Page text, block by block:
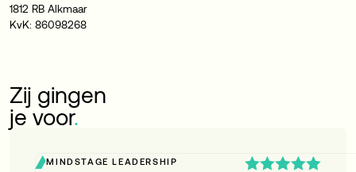
1812 RB Alkmaar
KvK: 86098268
Zij gingen
je voor.
MINDSTAGE LEADERSHIP